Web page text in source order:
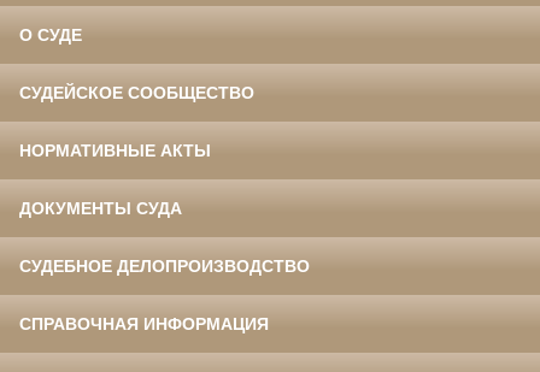
О СУДЕ
СУДЕЙСКОЕ СООБЩЕСТВО
НОРМАТИВНЫЕ АКТЫ
ДОКУМЕНТЫ СУДА
СУДЕБНОЕ ДЕЛОПРОИЗВОДСТВО
СПРАВОЧНАЯ ИНФОРМАЦИЯ